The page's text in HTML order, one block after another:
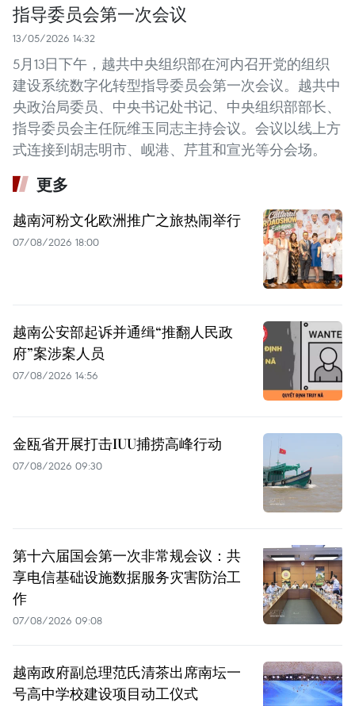
指导委员会第一次会议
13/05/2026 14:32
5月13日下午，越共中央组织部在河内召开党的组织
建设系统数字化转型指导委员会第一次会议。越共中
央政治局委员、中央书记处书记、中央组织部部长、
指导委员会主任阮维玉同志主持会议。会议以线上方
式连接到胡志明市、岘港、芹苴和宣光等分会场。
更多
越南河粉文化欧洲推广之旅热闹举行
07/08/2026 18:00
越南公安部起诉并通缉“推翻人民政
府”案涉案人员
07/08/2026 14:56
金瓯省开展打击IUU捕捞高峰行动
07/08/2026 09:30
第十六届国会第一次非常规会议：共
享电信基础设施数据服务灾害防治工
作
07/08/2026 09:08
越南政府副总理范氏清茶出席南坛一
号高中学校建设项目动工仪式